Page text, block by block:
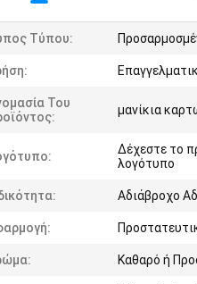
Τύπου:
Του
μανίκια
Δέχεστε το
λογότυπο
Αδιάβροχο
Καθαρό ή